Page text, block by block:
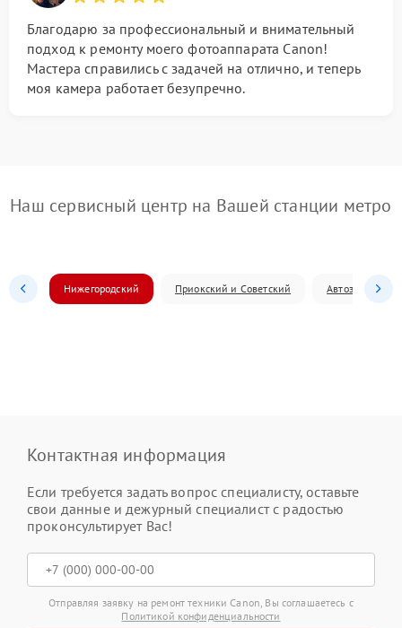
Благодарю за профессиональный и внимательный
подход к ремонту моего фотоаппарата Canon!
Мастера справились с задачей на отлично, и теперь
моя камера работает безупречно.
Наш сервисный центр на Вашей станции метро
Нижегородский Приокский и Советский Автозаводский
Контактная информация
Если требуется задать вопрос специалисту, оставьте
свои данные и дежурный специалист с радостью
проконсультирует Вас!
Отправляя заявку на ремонт техники Canon, Вы соглашаетесь с
Политикой конфиденциальности